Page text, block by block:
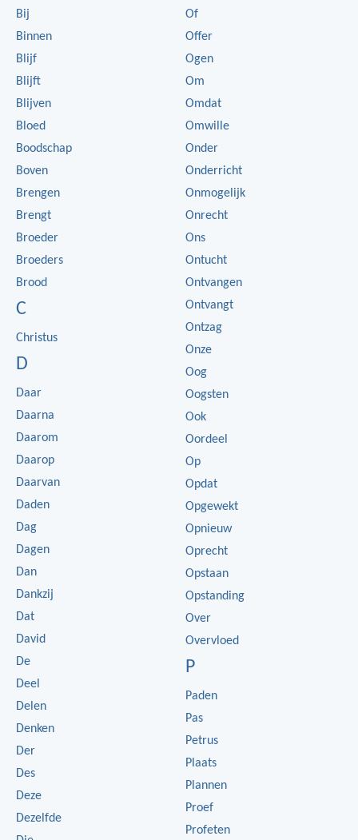
Bij
Binnen
Blijf
Blijft
Blijven
Bloed
Boodschap
Boven
Brengen
Brengt
Broeder
Broeders
Brood
C
Christus
D
Daar
Daarna
Daarom
Daarop
Daarvan
Daden
Dag
Dagen
Dan
Dankzij
Dat
David
De
Deel
Delen
Denken
Der
Des
Deze
Dezelfde
Of
Offer
Ogen
Om
Omdat
Omwille
Onder
Onderricht
Onmogelijk
Onrecht
Ons
Ontucht
Ontvangen
Ontvangt
Ontzag
Onze
Oog
Oogsten
Ook
Oordeel
Op
Opdat
Opgewekt
Opnieuw
Oprecht
Opstaan
Opstanding
Over
Overvloed
P
Paden
Pas
Petrus
Plaats
Plannen
Proef
Profeten